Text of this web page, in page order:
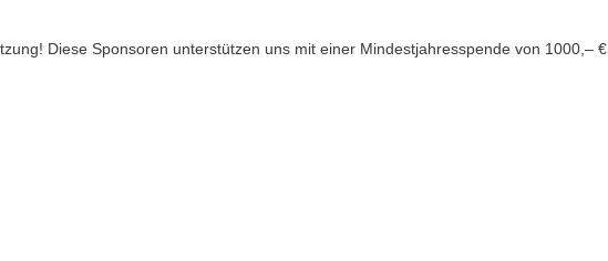
Diese Sponsoren unterstützen uns mit einer Mindestjahresspende von 1000,– €.